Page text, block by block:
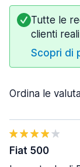
Tutte le
clienti
Scopri di
Ordina le
Fiat 500